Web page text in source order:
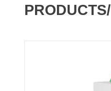
PRODUCTS/